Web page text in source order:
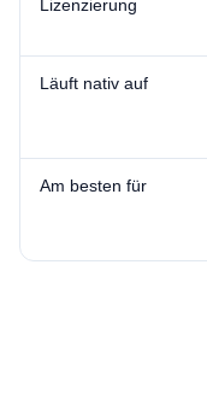
Lizenzierung
Läuft nativ auf
Am besten für